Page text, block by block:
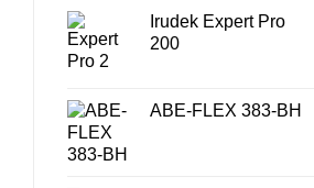
Irudek Expert Pro
200
ABE-FLEX 383-BH